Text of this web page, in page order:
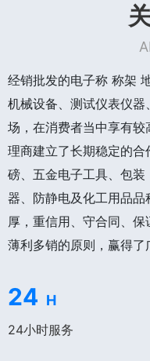
经销批发的电子称 称架
机械设备、测试仪表仪
场，在消费者当中享有
理商建立了长期稳定的
磅、五金电子工具、包
器、防静电及化工用品
厚，重信用、守合同、
薄利多销的原则，赢得了
24 H
24小时服务